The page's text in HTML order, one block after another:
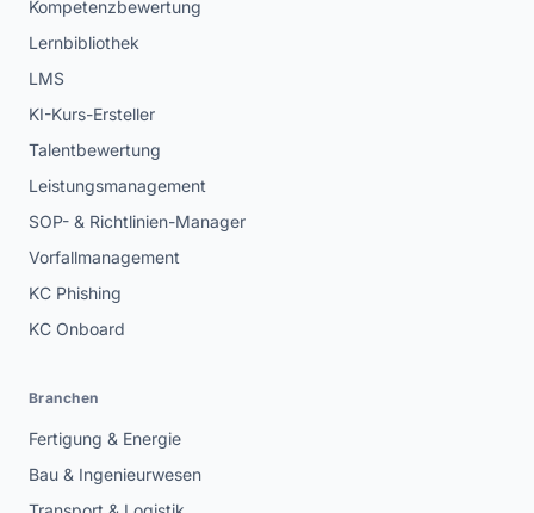
Kompetenzbewertung
Lernbibliothek
LMS
KI-Kurs-Ersteller
Talentbewertung
Leistungsmanagement
SOP- & Richtlinien-Manager
Vorfallmanagement
KC Phishing
KC Onboard
Branchen
Fertigung & Energie
Bau & Ingenieurwesen